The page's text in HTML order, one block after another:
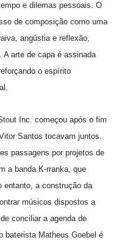
e dilemas pessoais. O
de composição como uma
angústia e reflexão,
arte de capa é assinada
o espírito
Inc. começou após o fim
Santos tocavam juntos.
passagens por projetos de
a banda K-rranka, que
entanto, a construção da
músicos dispostos a
conciliar a agenda de
baterista Matheus Goebel é